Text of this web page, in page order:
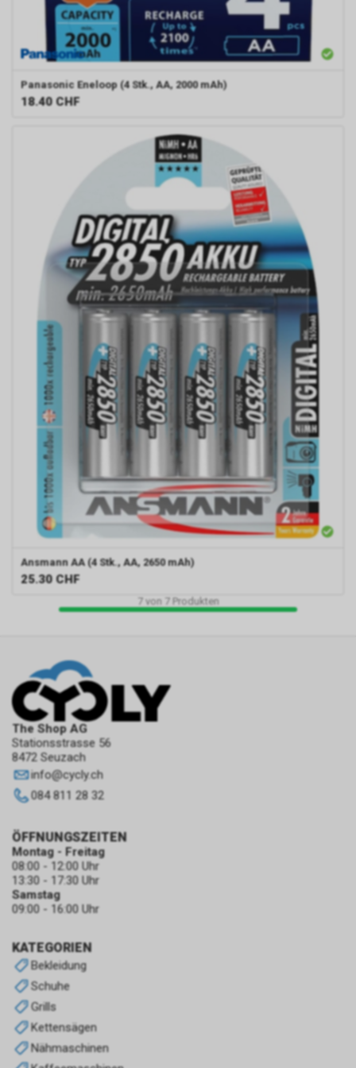
Panasonic Eneloop (4 Stk., AA, 2000 mAh)
18.40 CHF
Ansmann AA (4 Stk., AA, 2650 mAh)
25.30 CHF
7von 7Produkten
The Shop AG
Stationsstrasse 56
8472 Seuzach
info@cycly.ch
084 811 28 32
KATEGORIEN
Bekleidung
Schuhe
Grills
Kettensägen
Nähmaschinen
ÖFFNUNGSZEITEN
Montag - Freitag
08:00 - 12:00 Uhr
13:30 - 17:30 Uhr
Samstag
09:00 - 16:00 Uhr